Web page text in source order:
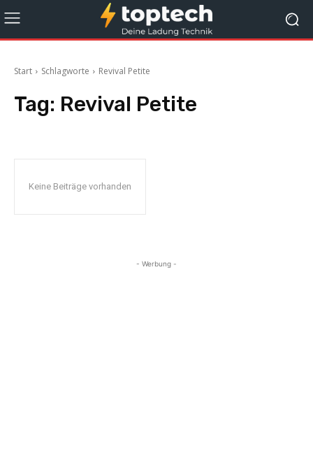
Start Schlagworte Revival Petite
Tag: Revival Petite
Keine Beiträge vorhanden
- Werbung -